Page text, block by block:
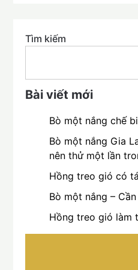
Tìm kiếm
Bài viết mới
Bò một nắng chế
Bò một nắng Gia
nên thử một lần
Hồng treo gió có
Bò một nắng –
Hồng treo gió làm